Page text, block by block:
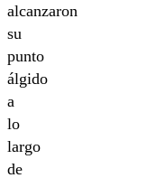
alcanzaron
su
punto
álgido
a
lo
largo
de